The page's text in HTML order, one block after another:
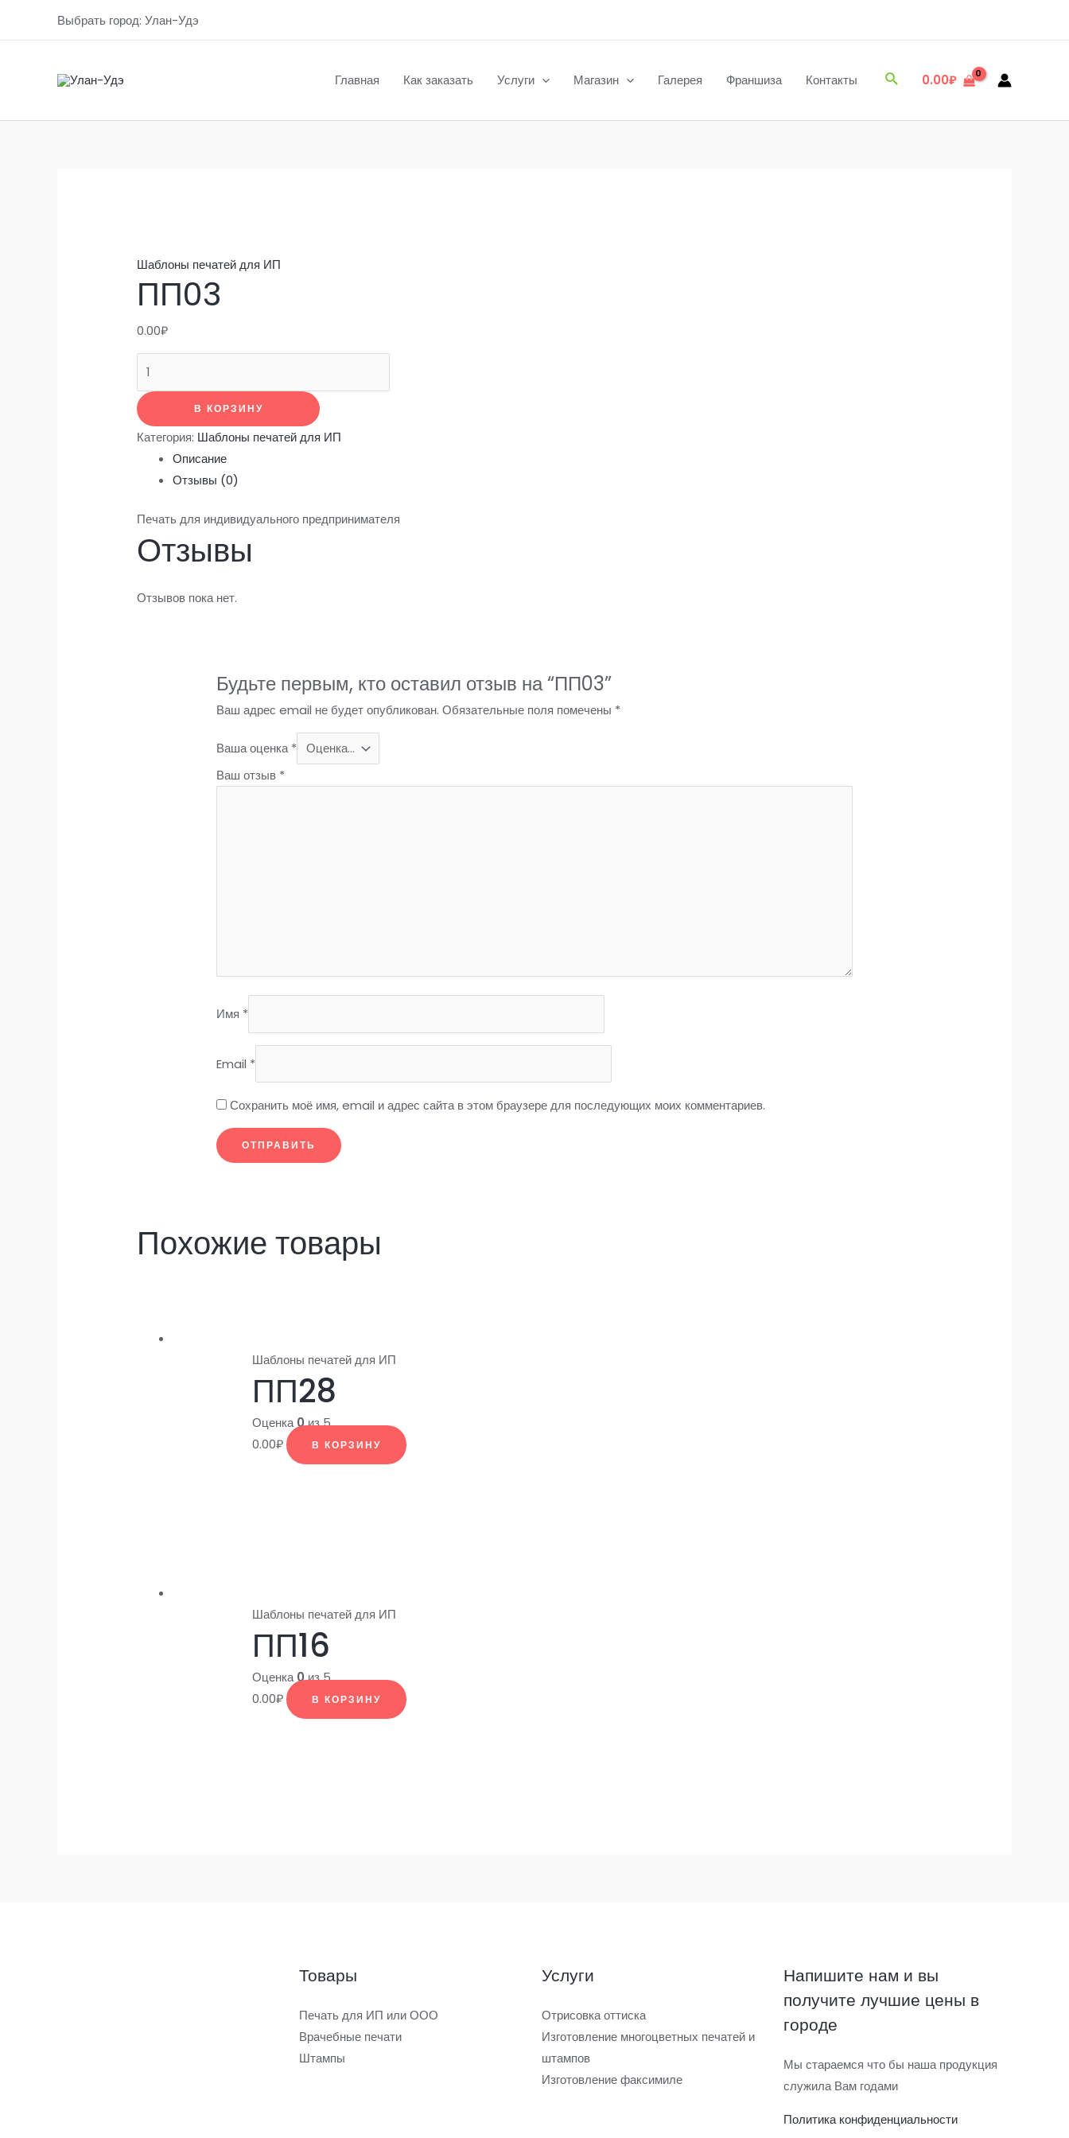
Выбрать город: Улан-Удэ
Главная Как заказать Услуги Магазин Галерея Франшиза Контакты Поиск0.00₽
Шаблоны печатей для ИП
ПП03
0.00₽
ПП03
В КОРЗИНУ
Категория: Шаблоны печатей для ИП
Описание
Отзывы (0)
Печать для индивидуального предпринимателя
Отзывы
Отзывов пока нет.
Будьте первым, кто оставил отзыв на “ПП03”
Ваш адрес email не будет опубликован. Обязательные поля помечены *
Ваша оценка*
Ваш отзыв *
Имя *
Email *
Сохранить моё имя, email и адрес сайта в этом браузере для последующих моих комментариев.
Похожие товары
Шаблоны печатей для ИП
ПП28
Оценка0из 5
0.00₽ В КОРЗИНУ
Шаблоны печатей для ИП
ПП16
Оценка0из 5
0.00₽ В КОРЗИНУ
Товары
Печать для ИП или ООО
Врачебные печати
Штампы
Услуги
Отрисовка оттиска
Изготовление многоцветных печатей и
штампов
Изготовление факсимиле
Напишите нам и вы
получите лучшие цены в
городе
Мы стараемся что бы наша продукция
служила Вам годами
Политика конфиденциальности